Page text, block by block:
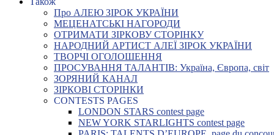
Про АЛЕЮ ЗІРОК УКРАЇНИ
МЕЦЕНАТСЬКІ НАГОРОДИ
ОТРИМАТИ ЗІРКОВУ СТОРІНКУ
НАРОДНИЙ АРТИСТ АЛЕЇ ЗІРОК УКРАЇНИ
ТВОРЧІ ОГОЛОШЕННЯ
ПРОСУВАННЯ ТАЛАНТІВ: Україна, Європа, світ
ЗОРЯНИЙ КАНАЛ
ЗІРКОВІ СТОРІНКИ
CONTESTS PAGES
LONDON STARS contest page
NEW YORK STARLIGHTS contest page